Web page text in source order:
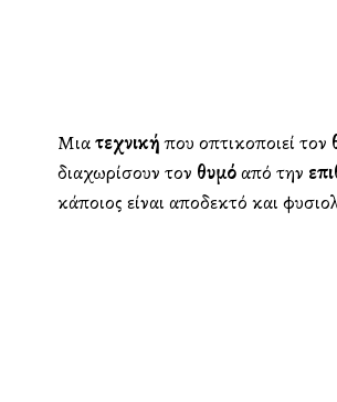
Μιατεχνικήπου οπτικοποιεί τον
διαχωρίσουν τον θυμόαπό την
κάποιος είναι αποδεκτό και